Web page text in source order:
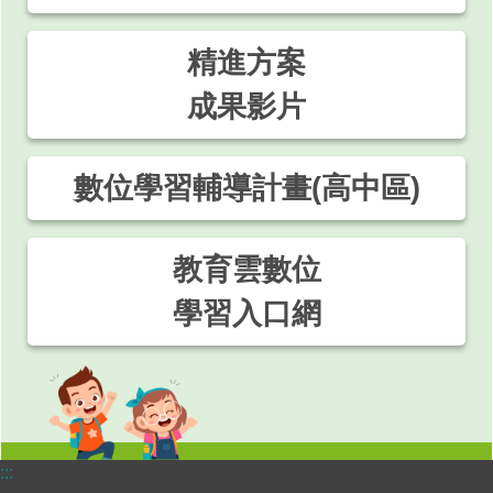
精進方案
成果影片
數位學習輔導計畫(高中區)
教育雲數位
學習入口網
:::